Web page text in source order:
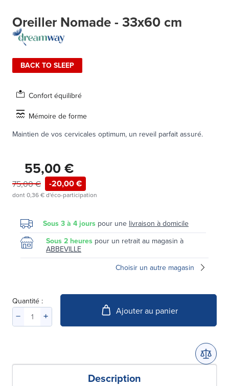
Oreiller Nomade - 33x60 cm
BACK TO SLEEP
Confort équilibré
Mémoire de forme
Maintien de vos cervicales optimum, un reveil parfait assuré.
55,00 €
75,00 € -20,00 €
dont0,36 €d'éco-participation
Sous 3 à 4 jours pour une livraison à domicile
Sous 2 heures pour un retrait au magasin à
ABBEVILLE
Choisir un autre magasin
Quantité :
Ajouter au panier
Description